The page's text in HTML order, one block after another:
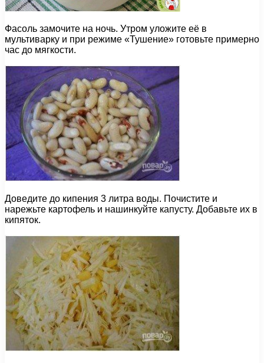
Фасоль замочите на ночь. Утром уложите её в
мультиварку и при режиме «Тушение» готовьте примерно
час до мягкости.
Доведите до кипения 3 литра воды. Почистите и
нарежьте картофель и нашинкуйте капусту. Добавьте их в
кипяток.